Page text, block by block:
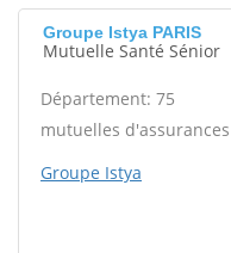
Groupe Istya PARIS
Mutuelle Santé Sénior
Département: 75
mutuelles d'assurances
Groupe Istya